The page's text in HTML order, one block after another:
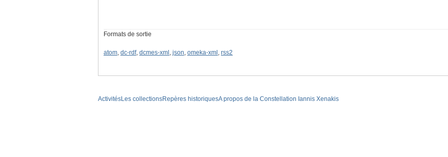
Formats de sortie
atom, dc-rdf, dcmes-xml , json, omeka-xml , rss2
ActivitésLes collectionsRepères historiquesA propos de la Constellation Iannis Xenakis